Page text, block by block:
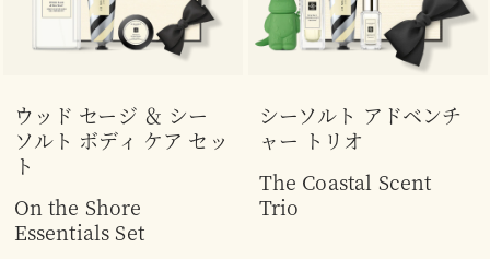
ウッド セージ ＆ シー
ソルト ボディ ケア セッ
ト
On the Shore
Essentials Set
シーソルト アドベンチ
ャー トリオ
The Coastal Scent
Trio